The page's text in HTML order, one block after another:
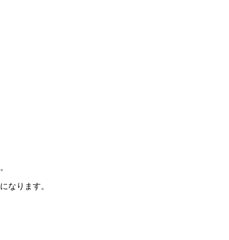
なります。